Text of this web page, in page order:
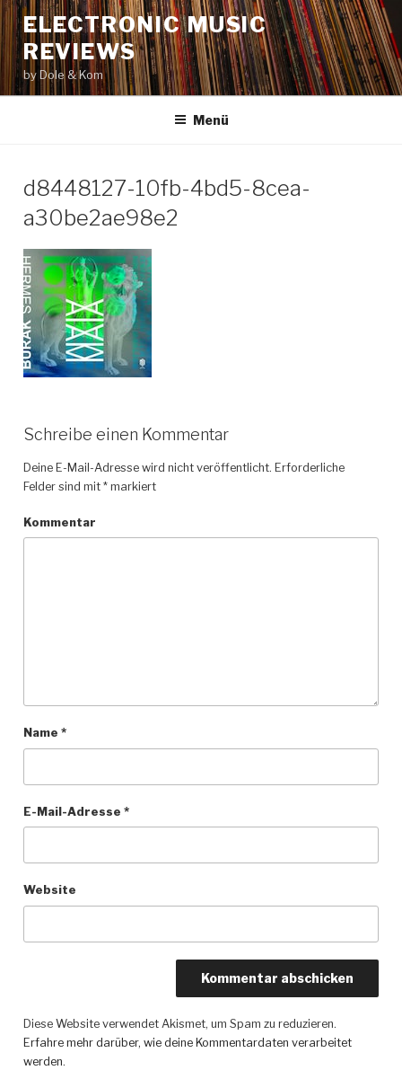
Zum
Inhalt
springen
ELECTRONIC MUSIC
REVIEWS
by Dole & Kom
Menü
d8448127-10fb-4bd5-8cea-
a30be2ae98e2
Schreibe einen Kommentar
Deine E-Mail-Adresse wird nicht veröffentlicht. Erforderliche
Felder sind mit *markiert
Kommentar
Name *
E-Mail-Adresse *
Website
Diese Website verwendet Akismet, um Spam zu reduzieren.
Erfahre mehr darüber, wie deine Kommentardaten verarbeitet
werden.